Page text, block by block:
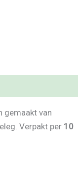
gemaakt van
Verpakt per 10